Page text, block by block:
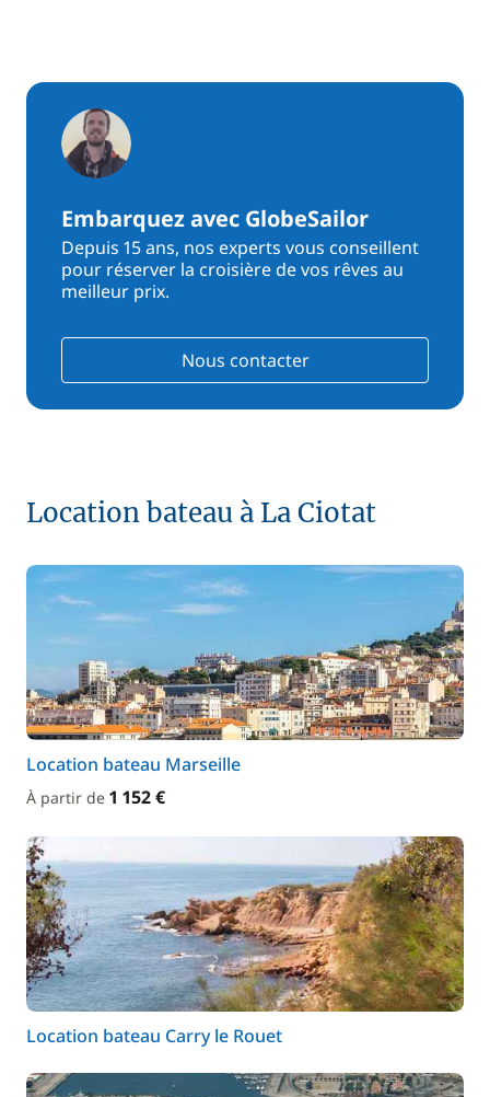
Embarquez avec GlobeSailor
Depuis 15 ans, nos experts vous conseillent
pour réserver la croisière de vos rêves au
meilleur prix.
Nous contacter
Location bateau à La Ciotat
Location bateau Marseille
À partir de 1 152 €
Location bateau Carry le Rouet